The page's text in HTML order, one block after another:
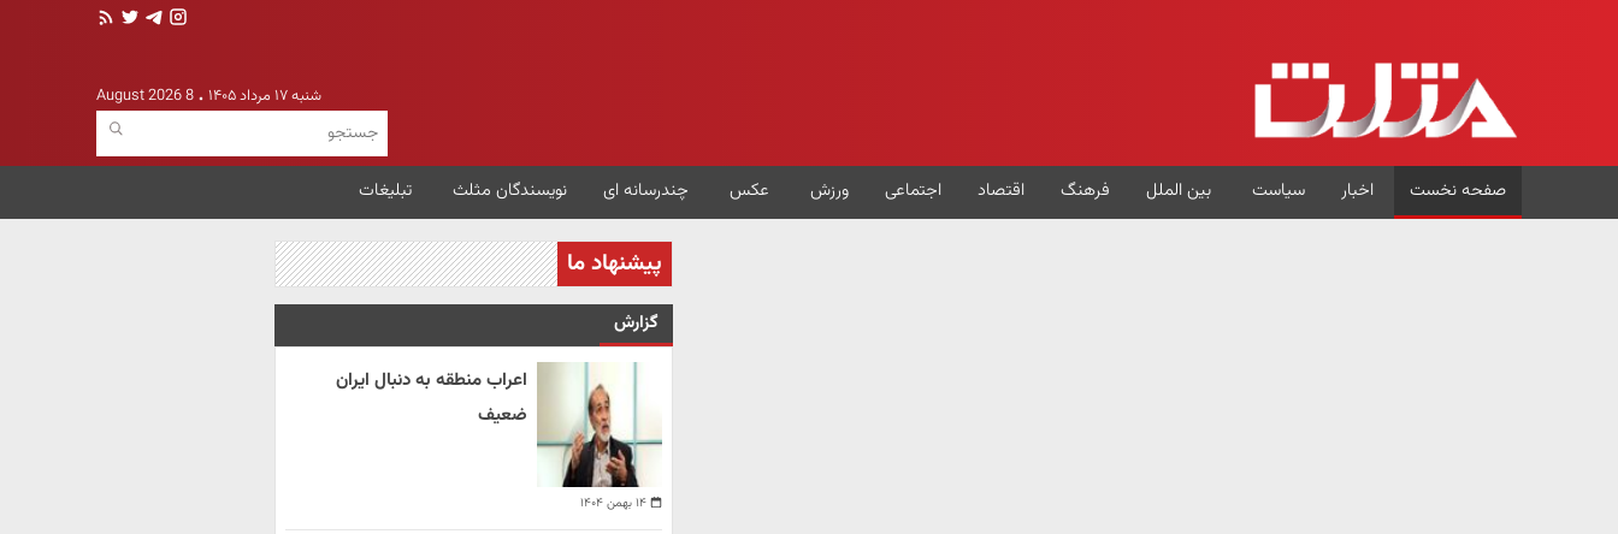
شنبه ۱۷ مرداد ۱۴۰۵ 8 August 2026
صفحه نخست اخبار سیاست بین الملل فرهنگ اقتصاد اجتماعی ورزش عکس چندرسانه ای نویسندگان مثلث تبلیغات
پیشنهاد ما
گزارش
۱۴ بهمن ۱۴۰۴
اعراب منطقه به دنبال ایران
ضعیف